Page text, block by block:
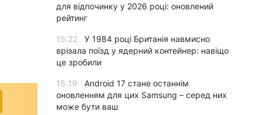
для відпочинку у 2026 році: оновлений
рейтинг
15:22
У 1984 році Британія навмисно
врізала поїзд у ядерний контейнер: навіщо
це зробили
15:19
Android 17 стане останнім
оновленням для цих Samsung – серед них
може бути ваш